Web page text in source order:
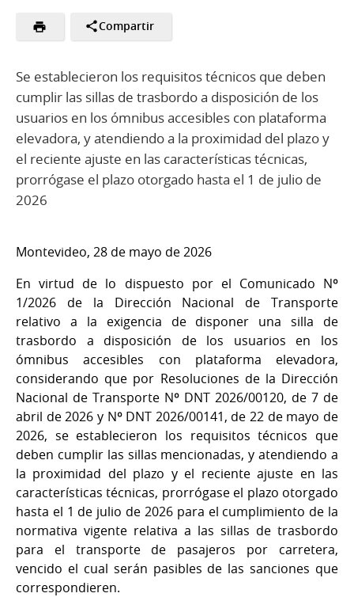
Compartir
Se establecieron los requisitos técnicos que deben
cumplir las sillas de trasbordo a disposición de los
usuarios en los ómnibus accesibles con plataforma
elevadora, y atendiendo a la proximidad del plazo y
el reciente ajuste en las características técnicas,
prorrógase el plazo otorgado hasta el 1 de julio de
2026
Montevideo, 28 de mayo de 2026
En virtud de lo dispuesto por el Comunicado Nº
1/2026 de la Dirección Nacional de Transporte
relativo a la exigencia de disponer una silla de
trasbordo a disposición de los usuarios en los
ómnibus accesibles con plataforma elevadora,
considerando que por Resoluciones de la Dirección
Nacional de Transporte Nº DNT 2026/00120, de 7 de
abril de 2026 y Nº DNT 2026/00141, de 22 de mayo de
2026, se establecieron los requisitos técnicos que
deben cumplir las sillas mencionadas, y atendiendo a
la proximidad del plazo y el reciente ajuste en las
características técnicas, prorrógase el plazo otorgado
hasta el 1 de julio de 2026 para el cumplimiento de la
normativa vigente relativa a las sillas de trasbordo
para el transporte de pasajeros por carretera,
vencido el cual serán pasibles de las sanciones que
correspondieren.